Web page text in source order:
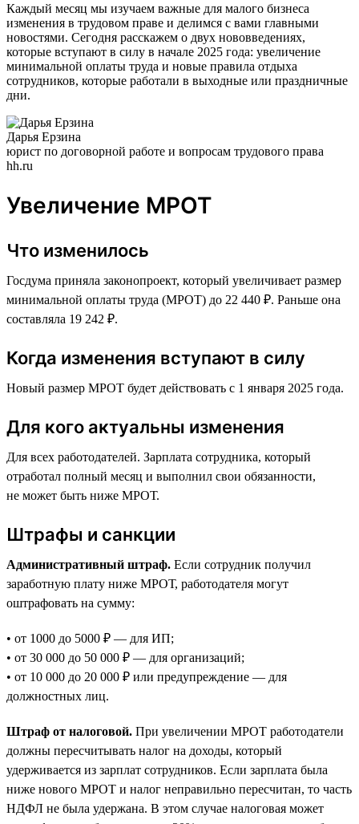
Каждый месяц мы изучаем важные для малого бизнеса
изменения в трудовом праве и делимся с вами главными
новостями. Сегодня расскажем о двух нововведениях,
которые вступают в силу в начале 2025 года: увеличение
минимальной оплаты труда и новые правила отдыха
сотрудников, которые работали в выходные или праздничные
дни.
Дарья Ерзина
юрист по договорной работе и вопросам трудового права
hh.ru
Увеличение МРОТ
Что изменилось
Госдума приняла законопроект, который увеличивает размер
минимальной оплаты труда (МРОТ) до 22 440 ₽. Раньше она
составляла 19 242 ₽.
Когда изменения вступают в силу
Новый размер МРОТ будет действовать с 1 января 2025 года.
Для кого актуальны изменения
Для всех работодателей. Зарплата сотрудника, который
отработал полный месяц и выполнил свои обязанности,
не может быть ниже МРОТ.
Штрафы и санкции
Административный штраф. Если сотрудник получил
заработную плату ниже МРОТ, работодателя могут
оштрафовать на сумму:
• от 1000 до 5000 ₽ — для ИП;
• от 30 000 до 50 000 ₽ — для организаций;
• от 10 000 до 20 000 ₽ или предупреждение — для
должностных лиц.
Штраф от налоговой. При увеличении МРОТ работодатели
должны пересчитывать налог на доходы, который
удерживается из зарплат сотрудников. Если зарплата была
ниже нового МРОТ и налог неправильно пересчитан, то часть
НДФЛ не была удержана. В этом случае налоговая может